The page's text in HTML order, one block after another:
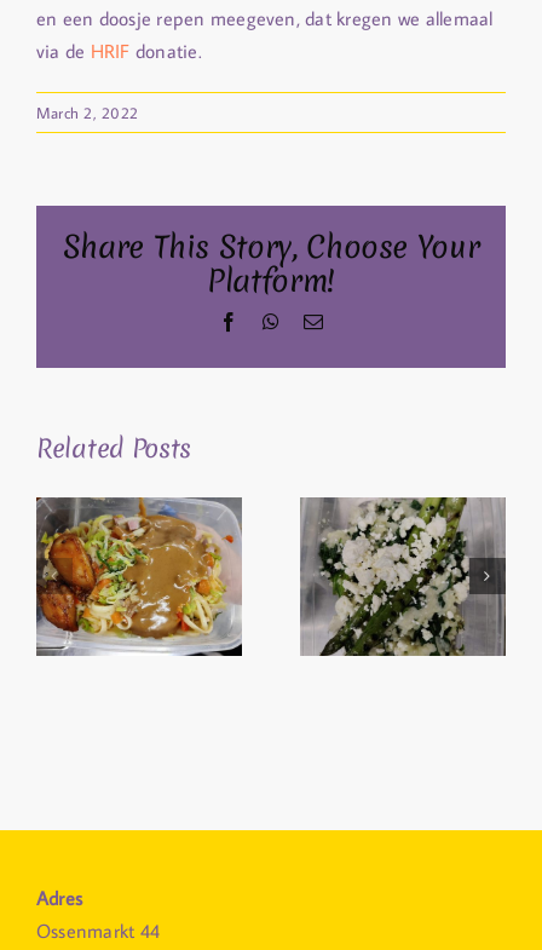
en een doosje repen meegeven, dat kregen we allemaal
via de HRIF donatie.
March 2, 2022
Share This Story, Choose Your
Platform!
FacebookWhatsApp
Email
Related Posts
Adres
Ossenmarkt 44